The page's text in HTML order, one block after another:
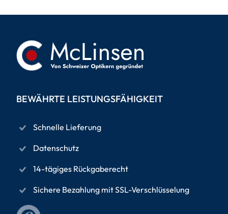
BEWÄHRTE LEISTUNGSFÄHIGKEIT
Schnelle Lieferung
Datenschutz
14-tägiges Rückgaberecht
Sichere Bezahlung mit SSL-Verschlüsselung